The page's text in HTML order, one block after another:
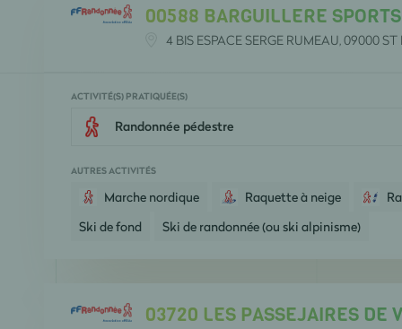
00588 BARGUILLERE
4 BIS ESPACE SERGE RUMEAU, 09000 ST
ACTIVITÉ(S) PRATIQUÉE(S)
Randonnée pédestre
AUTRES ACTIVITÉS
Marche nordique Raquette à neige
Ski de fond
Ski de randonnée (ou ski alpinisme)
03720 LES PASSEJAIRES DE